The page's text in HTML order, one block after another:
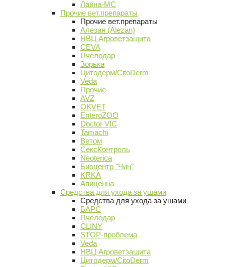
Лайна-МС
Прочие вет.препараты
Прочие вет.препараты
Алезан (Alezan)
НВЦ Агроветзащита
CEVA
Пчелодар
Зорька
Цитодерм/CitoDerm
Veda
Прочие
AVZ
OKVET
EnteroZOO
Doctor VIC
Tamachi
Ветом
СексКонтроль
Neoterica
Биоцентр "Чин"
KRKA
Апиценна
Средства для ухода за ушами
Средства для ухода за ушами
БАРС
Пчелодар
CLINY
STOP-проблема
Veda
НВЦ Агроветзащита
Цитодерм/CitoDerm